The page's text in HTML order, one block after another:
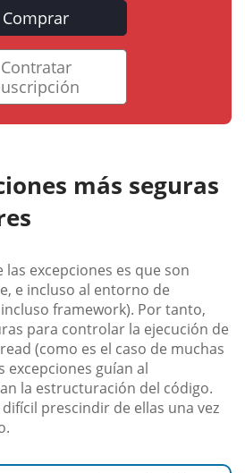
Comprar
Contratar
más seguras
excepciones es que son
e incluso al entorno de
framework). Por tanto,
para controlar la ejecución de
(como es el caso de muchas
excepciones guían al
la estructuración del código.
prescindir de ellas una vez